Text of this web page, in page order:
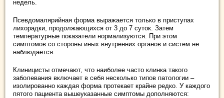
недель.
Псевдомалярийная форма выражается только в приступах
лихорадки, продолжающихся от 3 до 7 суток. Затем
температурные показатели нормализуются. При этом
симптомов со стороны иных внутренних органов и систем не
наблюдается.
Клиницисты отмечают, что наиболее часто клинка такого
заболевания включает в себя несколько типов патологии –
изолированно каждая форма протекает крайне редко. У каждого
пятого пациента вышеуказанные симптомы дополняются: